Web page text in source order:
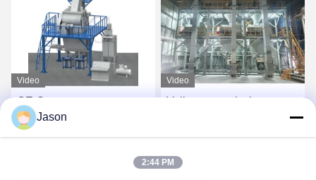
Video
CE-Spannung
angepasste
Trockenmischmaschine
Video
Volle automatische
für die Fliesen-Kleber-und
Herstellung
Jason
2:44 PM